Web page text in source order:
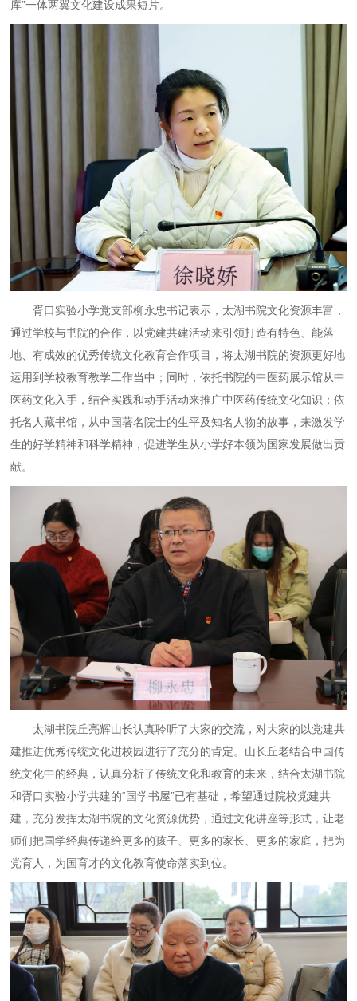
库”一体两翼文化建设成果短片。
胥口实验小学党支部柳永忠书记表示，太湖书院文化资源丰富，
通过学校与书院的合作，以党建共建活动来引领打造有特色、能落
地、有成效的优秀传统文化教育合作项目，将太湖书院的资源更好地
运用到学校教育教学工作当中；同时，依托书院的中医药展示馆从中
医药文化入手，结合实践和动手活动来推广中医药传统文化知识；依
托名人藏书馆，从中国著名院士的生平及知名人物的故事，来激发学
生的好学精神和科学精神，促进学生从小学好本领为国家发展做出贡
献。
太湖书院丘亮辉山长认真聆听了大家的交流，对大家的以党建共
建推进优秀传统文化进校园进行了充分的肯定。山长丘老结合中国传
统文化中的经典，认真分析了传统文化和教育的未来，结合太湖书院
和胥口实验小学共建的“国学书屋”已有基础，希望通过院校党建共
建，充分发挥太湖书院的文化资源优势，通过文化讲座等形式，让老
师们把国学经典传递给更多的孩子、更多的家长、更多的家庭，把为
党育人，为国育才的文化教育使命落实到位。